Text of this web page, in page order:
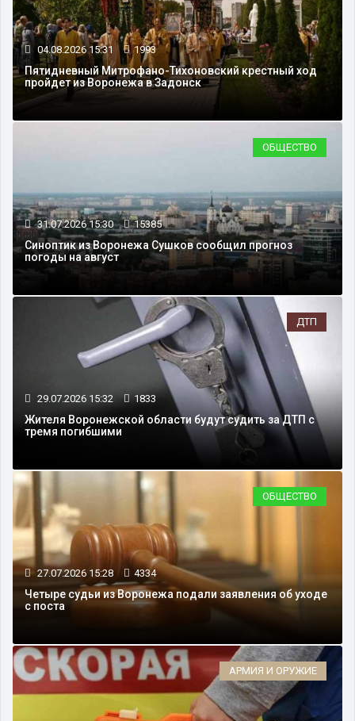
04.08.2026 15:31 1993
Пятидневный Митрофано-Тихоновский крестный ход
пройдет из Воронежа в Задонск
ОБЩЕСТВО
31.07.2026 15:30 15385
Синоптик из Воронежа Сушков сообщил прогноз
погоды на август
ДТП
29.07.2026 15:32 1833
Жителя Воронежской области будут судить за ДТП с
тремя погибшими
ОБЩЕСТВО
27.07.2026 15:28 4334
Четыре судьи из Воронежа подали заявления об уходе
с поста
АРМИЯ И ОРУЖИЕ